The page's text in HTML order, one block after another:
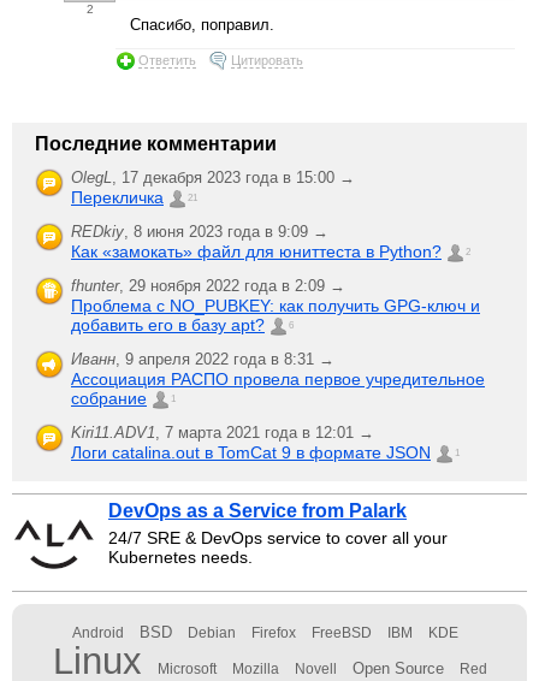
2
Спасибо, поправил.
Ответить Цитировать
Последние комментарии
OlegL, 17 декабря 2023 года в 15:00 →
Перекличка 21
REDkiy, 8 июня 2023 года в 9:09 →
Как «замокать» файл для юниттеста в Python? 2
fhunter, 29 ноября 2022 года в 2:09 →
Проблема с NO_PUBKEY: как получить GPG-ключ и
добавить его в базу apt?
6
Иванн, 9 апреля 2022 года в 8:31 →
Ассоциация РАСПО провела первое учредительное
собрание
1
Kiri11.ADV1, 7 марта 2021 года в 12:01 →
Логи catalina.out в TomCat 9 в формате JSON 1
DevOps as a Service from Palark
24/7 SRE & DevOps service to cover all your
Kubernetes needs.
Android BSD Debian Firefox FreeBSD IBM KDE
Linux Microsoft Mozilla Novell Open Source Red